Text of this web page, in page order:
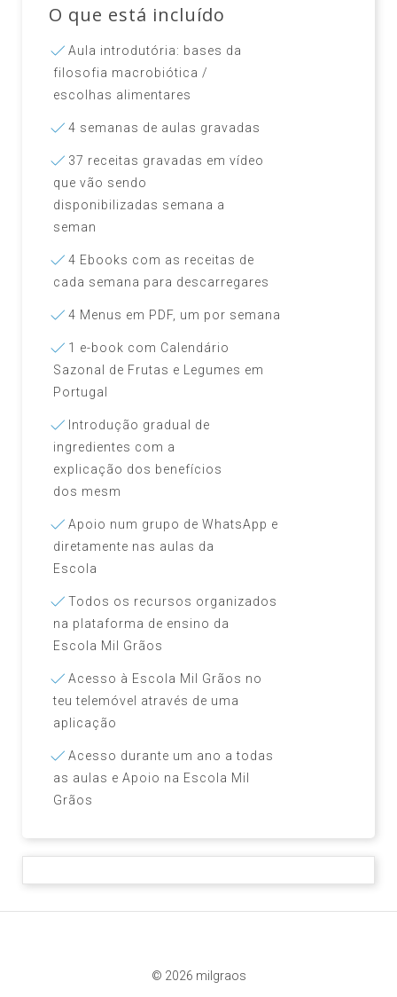
O que está incluído
Aula introdutória: bases da
filosofia macrobiótica /
escolhas alimentares
4 semanas de aulas gravadas
37 receitas gravadas em vídeo
que vão sendo
disponibilizadas semana a
seman
4 Ebooks com as receitas de
cada semana para descarregares
4 Menus em PDF, um por semana
1 e-book com Calendário
Sazonal de Frutas e Legumes em
Portugal
Introdução gradual de
ingredientes com a
explicação dos benefícios
dos mesm
Apoio num grupo de WhatsApp e
diretamente nas aulas da
Escola
Todos os recursos organizados
na plataforma de ensino da
Escola Mil Grãos
Acesso à Escola Mil Grãos no
teu telemóvel através de uma
aplicação
Acesso durante um ano a todas
as aulas e Apoio na Escola Mil
Grãos
© 2026 milgraos